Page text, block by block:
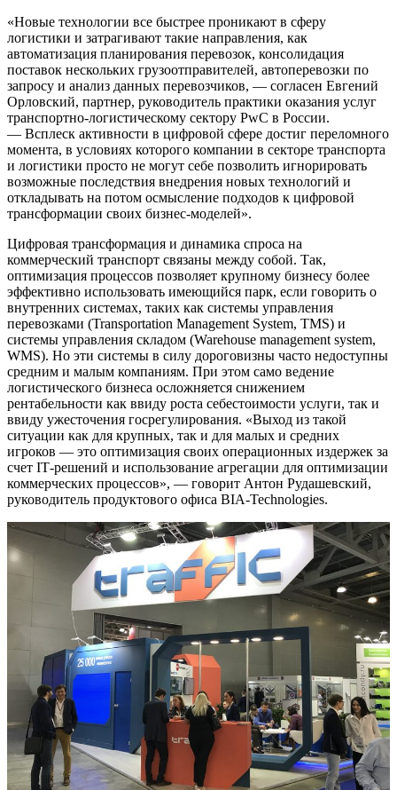
«Новые технологии все быстрее проникают в сферу
логистики и затрагивают такие направления, как
автоматизация планирования перевозок, консолидация
поставок нескольких грузоотправителей, автоперевозки по
запросу и анализ данных перевозчиков, — согласен Евгений
Орловский, партнер, руководитель практики оказания услуг
транспортно-логистическому сектору PwC в России.
— Всплеск активности в цифровой сфере достиг переломного
момента, в условиях которого компании в секторе транспорта
и логистики просто не могут себе позволить игнорировать
возможные последствия внедрения новых технологий и
откладывать на потом осмысление подходов к цифровой
трансформации своих бизнес-моделей».
Цифровая трансформация и динамика спроса на
коммерческий транспорт связаны между собой. Так,
оптимизация процессов позволяет крупному бизнесу более
эффективно использовать имеющийся парк, если говорить о
внутренних системах, таких как системы управления
перевозками (Transportation Management System, TMS) и
системы управления складом (Warehouse management system,
WMS). Но эти системы в силу дороговизны часто недоступны
средним и малым компаниям. При этом само ведение
логистического бизнеса осложняется снижением
рентабельности как ввиду роста себестоимости услуги, так и
ввиду ужесточения госрегулирования. «Выход из такой
ситуации как для крупных, так и для малых и средних
игроков — это оптимизация своих операционных издержек за
счет IТ-решений и использование агрегации для оптимизации
коммерческих процессов», — говорит Антон Рудашевский,
руководитель продуктового офиса BIA-Technologies.